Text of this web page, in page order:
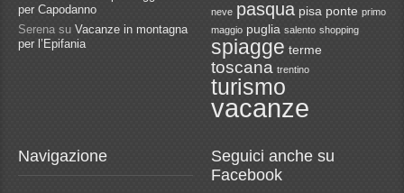
per Capodanno
Serena su Vacanze in montagna
per l’Epifania
neve pasqua pisa ponte primo
maggio puglia salento shopping
spiagge terme
toscana trentino
turismo
vacanze
Navigazione
Seguici anche su
Facebook